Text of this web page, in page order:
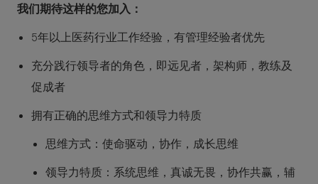
我们期待这样的您加入：
5年以上医药行业工作经验，有管理经验者优先
充分践行领导者的角色，即远见者，架构师，教练及
促成者
拥有正确的思维方式和领导力特质
思维方式：使命驱动，协作，成长思维
领导力特质：系统思维，真诚无畏，协作共赢，辅